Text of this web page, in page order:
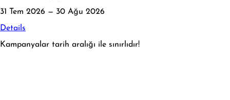
31 Tem 2026 — 30 Ağu 2026
Details
Kampanyalar tarih aralığı ile sınırlıdır!